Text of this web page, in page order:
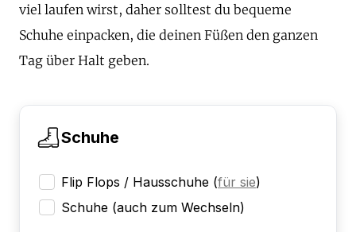
viel laufen wirst, daher solltest du bequeme
Schuhe einpacken, die deinen Füßen den ganzen
Tag über Halt geben.
Schuhe
Flip Flops / Hausschuhe (für sie)
Schuhe (auch zum Wechseln)